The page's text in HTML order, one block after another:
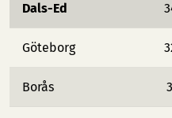
Dals-Ed
Göteborg
Borås